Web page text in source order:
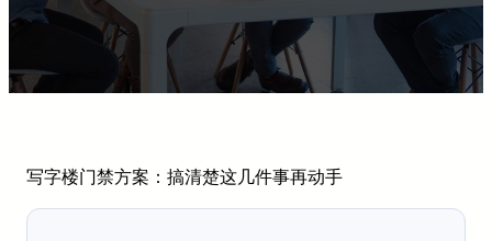
写字楼门禁方案：搞清楚这几件事再动手